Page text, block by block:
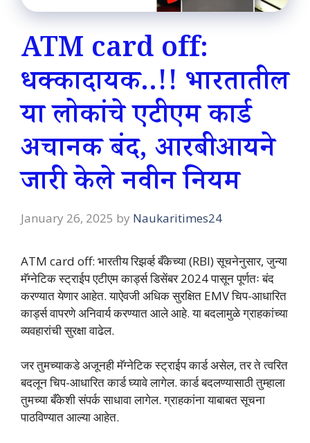
ATM card off:
धक्कादायक..!! भारतातील
या लोकांचे एटीएम कार्ड
अचानक बंद, आरबीआयने
जारी केले नवीन नियम
January 26, 2025 by Naukaritimes24
ATM card off: भारतीय रिझर्व्ह बँकेच्या (RBI) सूचनेनुसार, जुन्या
मॅग्नेटिक स्ट्राईप एटीएम कार्ड्स डिसेंबर 2024 पासून पूर्णतः बंद
करण्यात येणार आहेत. याऐवजी अधिक सुरक्षित EMV चिप-आधारित
कार्ड्स वापरणे अनिवार्य करण्यात आले आहे. या बदलामुळे ग्राहकांच्या
व्यवहारांची सुरक्षा वाढेल.
जर तुमच्याकडे अजूनही मॅग्नेटिक स्ट्राईप कार्ड असेल, तर ते त्वरित
बदलून चिप-आधारित कार्ड घ्यावे लागेल. कार्ड बदलण्यासाठी तुम्हाला
तुमच्या बँकेशी संपर्क साधावा लागेल. ग्राहकांना याबाबत सूचना
पाठविण्यात आल्या आहेत​.